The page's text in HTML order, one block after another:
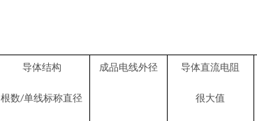
导体结构
根数/单线标称直径
成品电线外径 导体直流电阻
很大值